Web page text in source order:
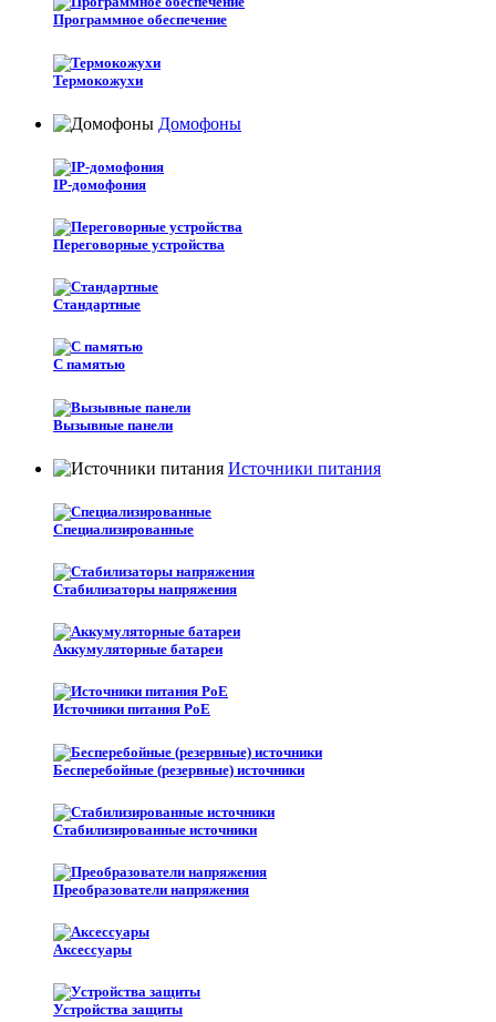
Программное обеспечение
Термокожухи
Домофоны
IP-домофония
Переговорные устройства
Стандартные
С памятью
Вызывные панели
Источники питания
Специализированные
Стабилизаторы напряжения
Аккумуляторные батареи
Источники питания PoE
Бесперебойные (резервные) источники
Стабилизированные источники
Преобразователи напряжения
Аксессуары
Устройства защиты